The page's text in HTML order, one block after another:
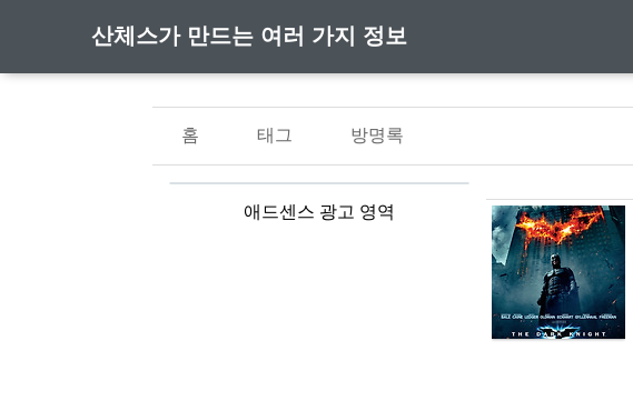
산체스가 만드는 여러 가지 정보
홈 태그 방명록
애드센스 광고 영역